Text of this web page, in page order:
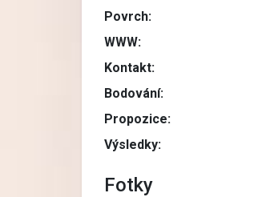
Povrch:
WWW:
Kontakt:
Bodování:
Propozice:
Výsledky:
Fotky